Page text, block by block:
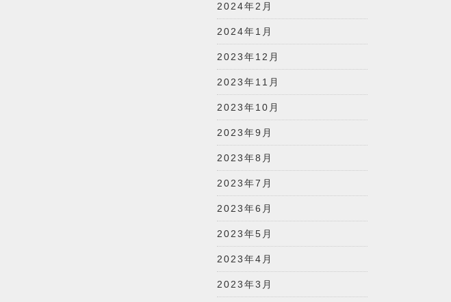
2024年2月
2024年1月
2023年12月
2023年11月
2023年10月
2023年9月
2023年8月
2023年7月
2023年6月
2023年5月
2023年4月
2023年3月